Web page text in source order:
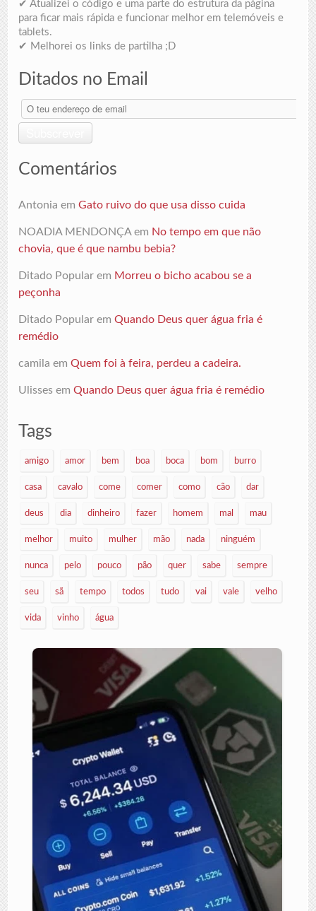
✔ Atualizei o código e uma parte do estrutura da página
para ficar mais rápida e funcionar melhor em telemóveis e
tablets.
✔ Melhorei os links de partilha ;D
Ditados no Email
O
teu
de
email
Comentários
Antonia emGato ruivo do que usa disso cuida
NOADIA MENDONÇA em No tempo em que não
chovia, que é que nambu bebia?
Ditado Popular em Morreu o bicho acabou se a
peçonha
Ditado Popular emQuando Deus quer água fria é
remédio
camila emQuem foi à feira, perdeu a cadeira.
Ulisses emQuando Deus quer água fria é remédio
Tags
amigo amor bem boa boca bom burro
casa cavalo come comer como cão dar
deus dia dinheiro fazer homem mal mau
melhor muito mulher mão nada ninguém
nunca pelo pouco pão quer sabe sempre
seu sã tempo todos tudo vai vale velho
vida vinho água